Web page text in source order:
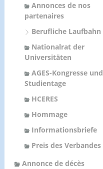
Annonces de nos
partenaires
Berufliche Laufbahn
Nationalrat der
Universitäten
AGES-Kongresse und
Studientage
HCERES
Hommage
Informationsbriefe
Preis des Verbandes
Annonce de décès